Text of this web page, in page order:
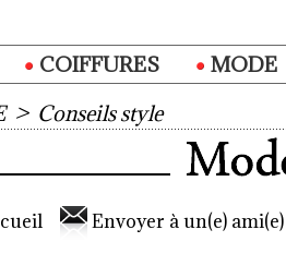
COIFFURES MODE
> Conseils style
Envoyer à un(e) ami(e)